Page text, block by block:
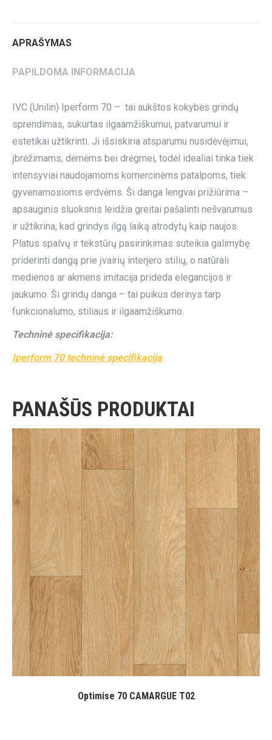
APRAŠYMAS
PAPILDOMA INFORMACIJA
IVC (Unilin) Iperform 70 – tai aukštos kokybės grindų
sprendimas, sukurtas ilgaamžiškumui, patvarumui ir
estetikai užtikrinti. Ji išsiskiria atsparumu nusidėvėjimui,
įbrėžimams, dėmėms bei drėgmei, todėl idealiai tinka tiek
intensyviai naudojamoms komercinėms patalpoms, tiek
gyvenamosioms erdvėms. Ši danga lengvai prižiūrima –
apsauginis sluoksnis leidžia greitai pašalinti nešvarumus
ir užtikrina, kad grindys ilgą laiką atrodytų kaip naujos.
Platus spalvų ir tekstūrų pasirinkimas suteikia galimybę
priderinti dangą prie įvairių interjero stilių, o natūrali
medienos ar akmens imitacija prideda elegancijos ir
jaukumo. Ši grindų danga – tai puikus derinys tarp
funkcionalumo, stiliaus ir ilgaamžiškumo.
Techninė specifikacija:
Iperform 70 techninė specifikacija
PANAŠŪS PRODUKTAI
Optimise 70 CAMARGUE T02